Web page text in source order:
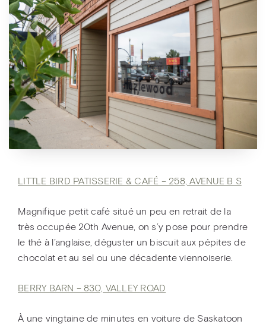
LITTLE BIRD PATISSERIE & CAFÉ – 258, AVENUE B S
Magnifique petit café situé un peu en retrait de la
très occupée 20th Avenue, on s’y pose pour prendre
le thé à l’anglaise, déguster un biscuit aux pépites de
chocolat et au sel ou une décadente viennoiserie.
BERRY BARN – 830, VALLEY ROAD
À une vingtaine de minutes en voiture de Saskatoon